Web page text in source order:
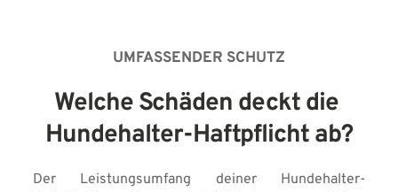
UMFASSENDER SCHUTZ
Welche Schäden deckt die
Hundehalter-Haftpflicht ab?
Der Leistungsumfang deiner Hundehalter-